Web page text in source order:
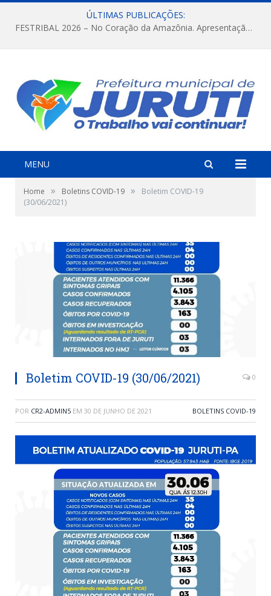
ÚLTIMAS PUBLICAÇÕES:
FESTRIBAL 2026 – No Coração da Amazônia. Apresentação da Munduruku.
MENU
Home » Boletins COVID-19 »
Boletim COVID-19
(30/06/2021)
Boletim COVID-19 (30/06/2021) 0
POR CR2-ADMIN5 EM 30 DE JUNHO DE 2021 BOLETINS COVID-19